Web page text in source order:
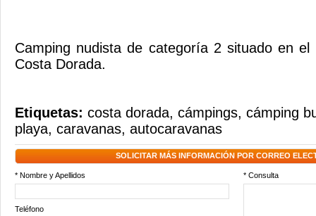
Camping nudista de categoría 2 situado en el
Costa Dorada.
Etiquetas: costa dorada, cámpings, cámping
playa, caravanas, autocaravanas
SOLICITAR MÁS INFORMACIÓN POR CORREO
* Nombre y Apellidos * Consulta
Teléfono